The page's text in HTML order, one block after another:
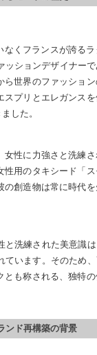
くフランスが誇る
ッションデザイナー
世界のファッショ
プリとエレガンス
した。
性に力強さと洗練
用のタキシード「
創造物は常に時代
と洗練された美意識
います。そのため
も称される、独特
ンド再構築の背景